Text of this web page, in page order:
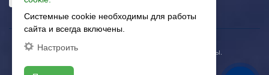
© 2003-2026 «Арткерамика». Все права защищены.
Системные cookie необходимы для работы
сайта и всегда включены.
Настроить